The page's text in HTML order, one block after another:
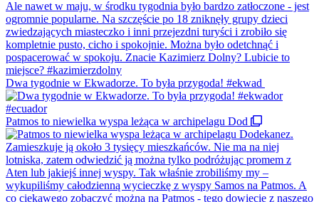
Dwa tygodnie w Ekwadorze. To była przygoda! #ekwad
Patmos to niewielka wyspa leżąca w archipelagu Dod